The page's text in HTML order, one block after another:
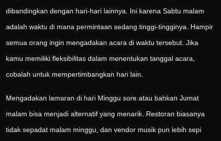
dibandingkan dengan hari-hari lainnya. Ini karena Sabtu malam
adalah waktu di mana permintaan sedang tinggi-tingginya. Hampir
semua orang ingin mengadakan acara di waktu tersebut. Jika
kamu memiliki fleksibilitas dalam menentukan tanggal acara,
cobalah untuk mempertimbangkan hari lain.
Mengadakan lamaran di hari Minggu sore atau bahkan Jumat
malam bisa menjadi alternatif yang menarik. Restoran biasanya
tidak sepadat malam minggu, dan vendor musik pun lebih sepi